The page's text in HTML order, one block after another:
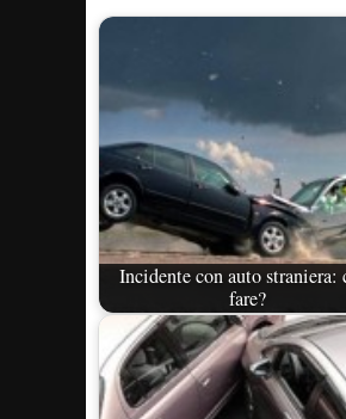
Incidente con auto straniera:
fare?